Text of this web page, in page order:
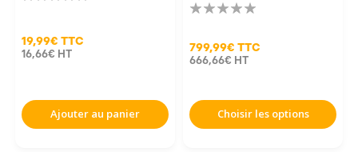
19,99€ TTC
16,66€ HT
Ajouter au panier
799,99€ TTC
666,66€ HT
Choisir les options